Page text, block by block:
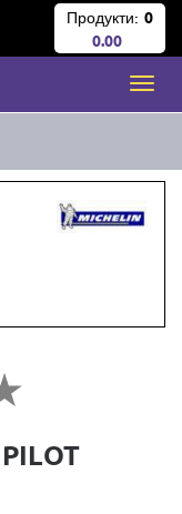
Продукти: 0
0.00